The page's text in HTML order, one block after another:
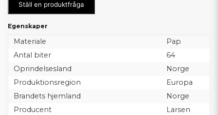
Ställ en produktfråga
Egenskaper
Materiale
Pap
Antal biter
64
Oprindelsesland
Norge
Produktionsregion
Europa
Brandets hjemland
Norge
Producent
Larsen